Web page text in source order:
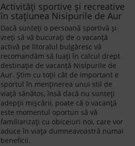
Activităţi sportive şi recreative
în staţiunea Nisipurile de Aur
Dacă sunteți o persoană sportivă și
vreți să vă bucurați de o vacanță
activă pe litoralul bulgăresc vă
recomandăm să luați în calcul drept
destinație de vacanţă Nisipurile de
Aur. Ştim cu toţii cât de important e
sportul în menţinerea unui stil de
viaţă sănătos, însă dacă nu sunteţi
adepții mişcării, poate că o vacanţă
este momentul oportun să vă
familiarizaţi cu obiceiuri noi, care vor
aduce în viaţa dumneavoastră numai
beneficii.